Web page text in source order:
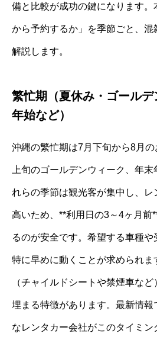
備と比較が成功の鍵になります。
から予約するか」を季節ごと、混
解説します。
繁忙期（夏休み・ゴール
年始など）
沖縄の繁忙期は7月下旬から8月
上旬のゴールデンウィーク、年
れらの季節は観光客が集中し、レ
高いため、**利用日の3～4ヶ月前
るのが安全です。希望する車種や
特に早めに動くことが求められま
（チャイルドシートや禁煙車な
埋まる特徴があります。最新情
なレンタカー会社がこのタイミン